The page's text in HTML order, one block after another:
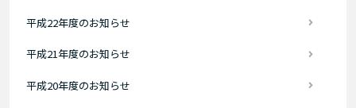
平成22年度のお知らせ
平成21年度のお知らせ
平成20年度のお知らせ